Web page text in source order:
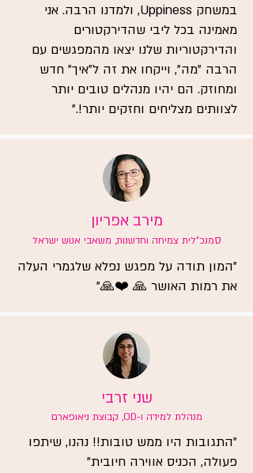
במשחק Uppiness, ולמדנו הרבה. אני
מאמינה בכל ליבי שהדירקטורים
והדירקטוריות שלנו יצאו מהמפגשים עם
הרבה "מה", וייקחו את זה ל"איך" חדש
ומחוזק. הם יהיו מנהלים טובים יותר
לצוותים מצליחים וחזקים יותר!."
מירב אפריון
סמנכ"לית צמיחה וחדשנות, משאבי אנוש ישראל
"המון תודה על מפגש נפלא שלגמרי העלה
את רמות האושר 🙏 ❤️🙏"
שני זרבי
מנהלת למידה ו-OD, קבוצת ניאופארם
"התגובות היו ממש טובות!! נהנו, שיתפו
פעולה, הכניס אווירה חיובית"